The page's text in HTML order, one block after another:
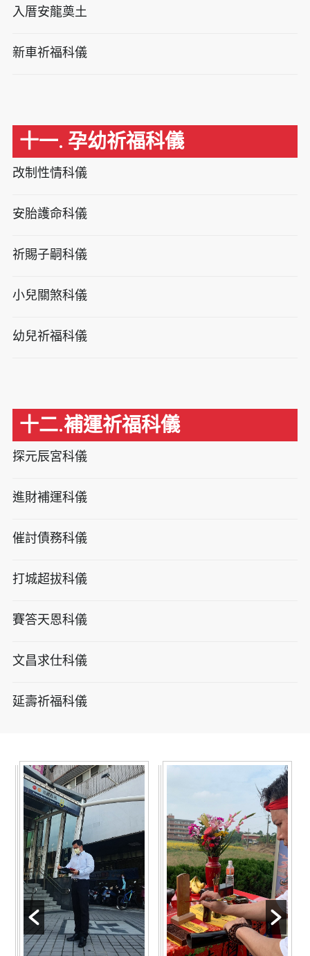
入厝安龍奠土
新車祈福科儀
十一. 孕幼祈福科儀
改制性情科儀
安胎護命科儀
祈賜子嗣科儀
小兒關煞科儀
幼兒祈福科儀
十二.補運祈福科儀
探元辰宮科儀
進財補運科儀
催討債務科儀
打城超拔科儀
賽答天恩科儀
文昌求仕科儀
延壽祈福科儀